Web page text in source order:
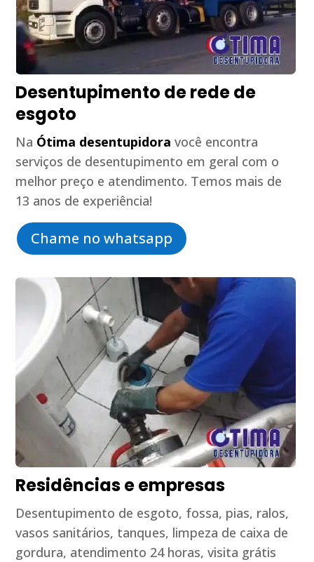
Desentupimento de rede de
esgoto
Na Ótima desentupidora você encontra
serviços de desentupimento em geral com o
melhor preço e atendimento. Temos mais de
13 anos de experiência!
Chame no whatsapp
Residências e empresas
Desentupimento de esgoto, fossa, pias, ralos,
vasos sanitários, tanques, limpeza de caixa de
gordura, atendimento 24 horas, visita grátis